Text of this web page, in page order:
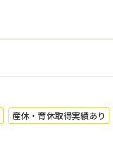
産休・育休取得実績あり